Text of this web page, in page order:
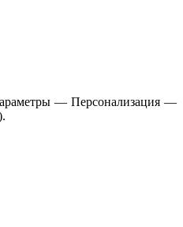
— Персонализация —